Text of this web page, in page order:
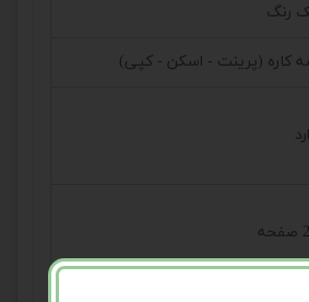
رنگ
کاره (پرینت - اسکن - کپی)